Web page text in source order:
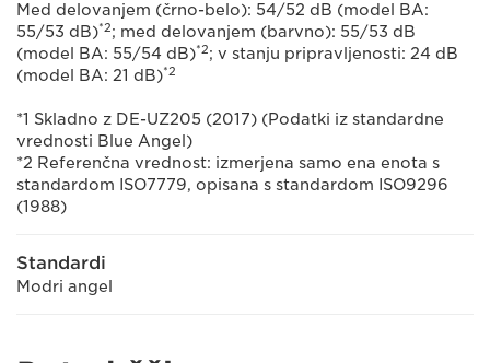
Med delovanjem (črno-belo): 54/52 dB (model BA:
55/53 dB)*2; med delovanjem (barvno): 55/53 dB
(model BA: 55/54 dB)*2; v stanju pripravljenosti: 24 dB
(model BA: 21 dB)*2
*1 Skladno z DE-UZ205 (2017) (Podatki iz standardne
vrednosti Blue Angel)
*2 Referenčna vrednost: izmerjena samo ena enota s
standardom ISO7779, opisana s standardom ISO9296
(1988)
Standardi
Modri angel